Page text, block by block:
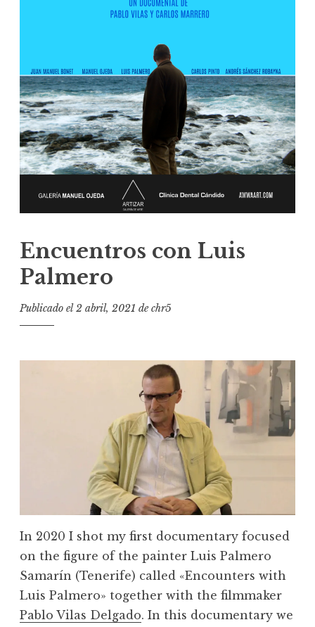
Encuentros con Luis
Palmero
Publicado el2 abril, 2021 dechr5
In 2020 I shot my first documentary focused
on the figure of the painter Luis Palmero
Samarín (Tenerife) called «Encounters with
Luis Palmero» together with the filmmaker
Pablo Vilas Delgado. In this documentary we